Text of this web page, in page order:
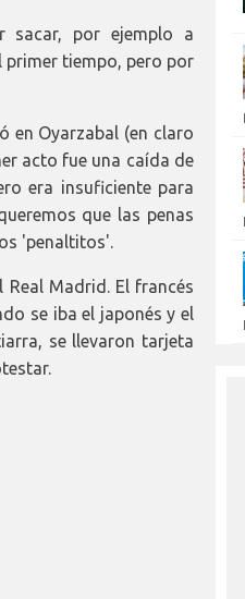
sacar, por ejemplo a
primer tiempo, pero por
en Oyarzabal (en claro
acto fue una caída de
era insuficiente para
que las penas
'penaltitos'.
Madrid. El francés
se iba el japonés y el
se llevaron tarjeta